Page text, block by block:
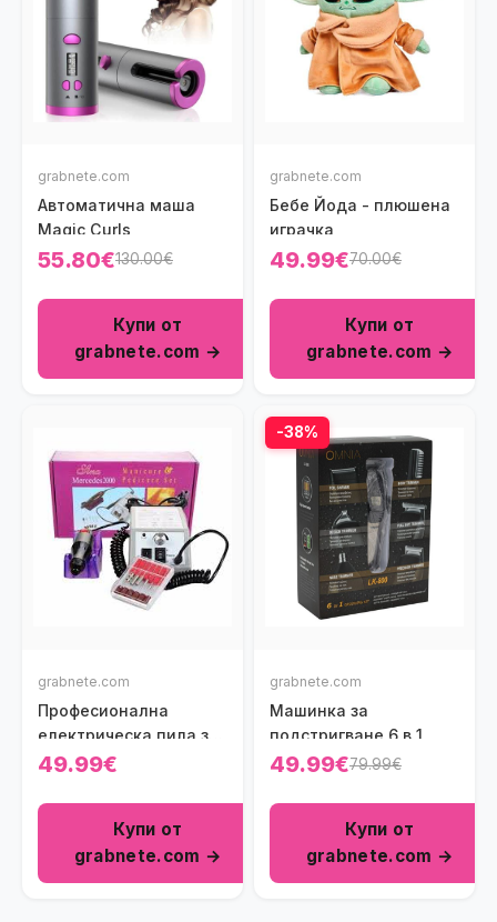
grabnete.com
Автоматична маша
Magic Curls
55.80€130.00€
Купи от
grabnete.com →
grabnete.com
Бебе Йода - плюшена
играчка
49.99€70.00€
Купи от
grabnete.com →
grabnete.com
Професионална
електрическа пила за
маникюр и педикюр
49.99€
Купи от
grabnete.com →
-38%
grabnete.com
Машинка за
подстригване 6 в 1
49.99€79.99€
Купи от
grabnete.com →